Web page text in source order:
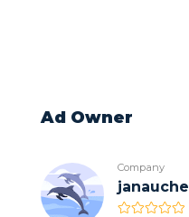
Ad Owner
Company
janauche